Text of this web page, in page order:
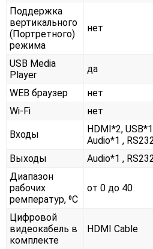
Поддержка
вертикального
(Портретного)
режима
нет
USB Media
Player
да
WEB браузер
нет
Wi-Fi
нет
Входы
HDMI*2,
Audio*1 ,
Выходы
Audio*1 ,
Диапазон
рабочих
ремператур, ⁰С
от 0 до 40
Цифровой
видеокабель в
комплекте
HDMI Cable